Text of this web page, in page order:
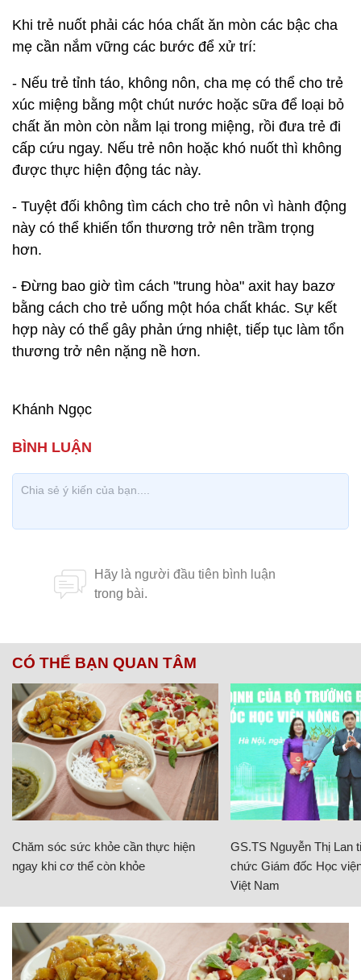
Khi trẻ nuốt phải các hóa chất ăn mòn các bậc cha
mẹ cần nắm vững các bước để xử trí:
- Nếu trẻ tỉnh táo, không nôn, cha mẹ có thể cho trẻ
xúc miệng bằng một chút nước hoặc sữa để loại bỏ
chất ăn mòn còn nằm lại trong miệng, rồi đưa trẻ đi
cấp cứu ngay. Nếu trẻ nôn hoặc khó nuốt thì không
được thực hiện động tác này.
- Tuyệt đối không tìm cách cho trẻ nôn vì hành động
này có thể khiến tổn thương trở nên trầm trọng
hơn.
- Đừng bao giờ tìm cách "trung hòa" axit hay bazơ
bằng cách cho trẻ uống một hóa chất khác. Sự kết
hợp này có thể gây phản ứng nhiệt, tiếp tục làm tổn
thương trở nên nặng nề hơn.
Khánh Ngọc
CÓ THỂ BẠN QUAN TÂM
Chăm sóc sức khỏe cần thực hiện
ngay khi cơ thể còn khỏe
GS.TS Nguyễn Thị Lan
chức Giám đốc Học
Việt Nam